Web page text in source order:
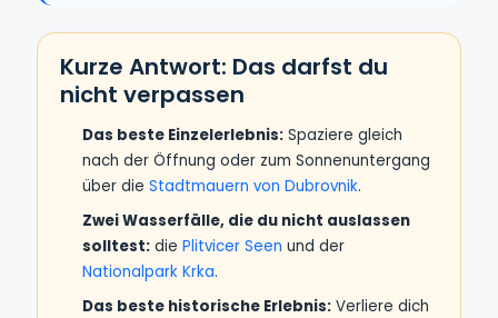
Kurze Antwort: Das darfst du
nicht verpassen
Das beste Einzelerlebnis: Spaziere gleich
nach der Öffnung oder zum Sonnenuntergang
über die Stadtmauern von Dubrovnik.
Zwei Wasserfälle, die du nicht auslassen
solltest: die Plitvicer Seen und der
Nationalpark Krka.
Das beste historische Erlebnis: Verliere dich